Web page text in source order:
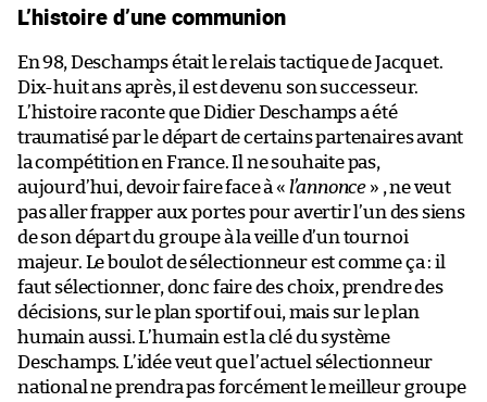
L’histoire d’une communion
En 98, Deschamps était le relais tactique de Jacquet.
Dix-huit ans après, il est devenu son successeur.
L’histoire raconte que Didier Deschamps a été
traumatisé par le départ de certains partenaires avant
la compétition en France. Il ne souhaite pas,
aujourd’hui, devoir faire face à « l’annonce » , ne veut
pas aller frapper aux portes pour avertir l’un des siens
de son départ du groupe à la veille d’un tournoi
majeur. Le boulot de sélectionneur est comme ça : il
faut sélectionner, donc faire des choix, prendre des
décisions, sur le plan sportif oui, mais sur le plan
humain aussi. L’humain est la clé du système
Deschamps. L’idée veut que l’actuel sélectionneur
national ne prendra pas forcément le meilleur groupe